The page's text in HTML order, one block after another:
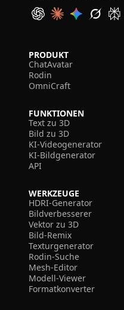
PRODUKT
ChatAvatar
Rodin
OmniCraft
FUNKTIONEN
Text zu 3D
Bild zu 3D
KI-Videogenerator
KI-Bildgenerator
API
WERKZEUGE
HDRI-Generator
Bildverbesserer
Vektor zu 3D
Bild-Remix
Texturgenerator
Rodin-Suche
Mesh-Editor
Modell-Viewer
Formatkonverter